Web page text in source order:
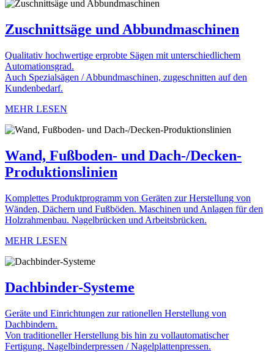
Zuschnittsäge und Abbundmaschinen
Qualitativ hochwertige erprobte Sägen mit unterschiedlichem
Automationsgrad.
Auch Spezialsägen / Abbundmaschinen, zugeschnitten auf den
Kundenbedarf.
MEHR LESEN
Wand, Fußboden- und Dach-/Decken-
Produktionslinien
Komplettes Produktprogramm von Geräten zur Herstellung von
Wänden, Dächern und Fußböden. Maschinen und Anlagen für den
Holzrahmenbau. Nagelbrücken und Arbeitsbrücken.
MEHR LESEN
Dachbinder-Systeme
Geräte und Einrichtungen zur rationellen Herstellung von
Dachbindern.
Von traditioneller Herstellung bis hin zu vollautomatischer
Fertigung. Nagelbinderpressen / Nagelplattenpressen.